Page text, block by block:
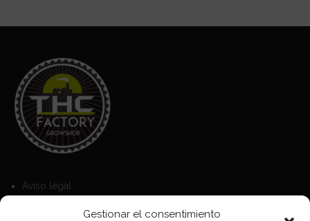
Gestionar el consentimiento
Aviso legal
Política de Cookies